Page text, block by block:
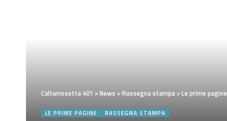
Caltanissetta 401 >News >Rassegna stampa >Le prime pagine
LE PRIME PAGINE RASSEGNA STAMPA